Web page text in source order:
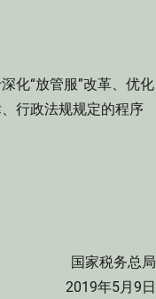
化“放管服”改革、优化
行政法规规定的程序
国家税务总局
2019年5月9日